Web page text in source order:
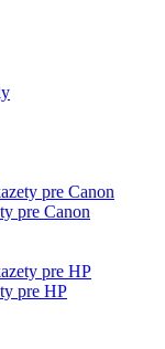
pre Canon
pre Canon
pre HP
pre HP